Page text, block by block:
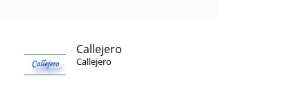
Callejero
Callejero